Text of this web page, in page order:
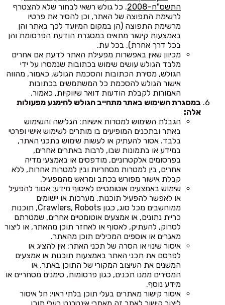
התשס"ח–2008
. כל גולש רשאי לבחור שלא להצטרף
לרשימת התפוצה של האתר, וכן להסיר את פרטיו
מרשימת התפוצה (הן במקום המיועד לכך באתר והן
באמצעות קישור מתאים במסגרת הודעת הפרסומת והן
בכל דרך אחרת), בכל עת.
מכיוון שאין באפשרות מפעילת האתר לדעת אם אחרים
מלבד הגולש עושים שימוש בכתובות שנמסרו על ידי
הגולש, מסירת הכתובות והסכמת הגולש, כאמור, מהווה
אישור הגולש להסכמת כל המשתמשים בכתובות
האמורות לקבלת הודעות דואר שיווקיות, כאמור.
במסגרת השימוש באתר מתחייב הגולש להימנע מפעולות
אלה:
הגבלת השימוש למטרות אישיות: הגלישה והשימוש
באתר ובתכנים המופיעים בו מותרים לשימוש אישי ופרטי
בלבד. אסור להעתיק או לעשות שימוש בתכני האתר,
במידע או בתמונות שבו, לרבות באתרים אחרים,
בפרסומים אלקטרוניים, מודפסים או באמצעי מדיה
אחרים, בין למטרות מסחריות ובין למטרות אחרות, ללא
קבלת אישור מפורש בכתב ומראש מהמפעיל.
שימוש באמצעים אוטומטיים לאיסוף מידע: אסור להפעיל
או לאפשר להפעיל תוכנות, מערכות או יישומים
ממוחשבים מכל סוג, כגון Crawlers, Robots, תוכנות
כריית נתונים, או אמצעים אוטומטיים אחרים, שמטרתם
לסרוק, להעתיק, לאסוף או לאחזר תוכן מהאתר, או ליצור
מאגרים או אוספים המכילים תוכן מהאתר.
איסור שינוי או הסרה של תכני האתר: אין להציג או
לפרסם את תכני האתר באמצעות תוכנות או אמצעים
המשנים את העיצוב המקורי של התוכן באתר, או
המסירים ממנו תכנים, כגון פרסומות, סימנים מסחריים או
מידע נוסף.
איסור קישור מאתרים בעלי תוכן בלתי ראוי: חל איסור